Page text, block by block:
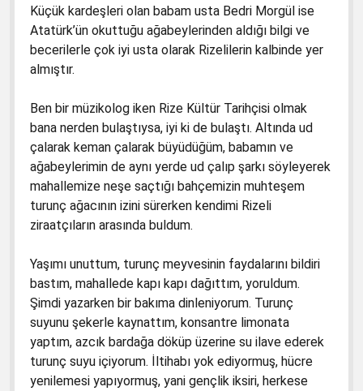
Küçük kardeşleri olan babam usta Bedri Morgül ise
Atatürk’ün okuttuğu ağabeylerinden aldığı bilgi ve
becerilerle çok iyi usta olarak Rizelilerin kalbinde yer
almıştır.
Ben bir müzikolog iken Rize Kültür Tarihçisi olmak
bana nerden bulaştıysa, iyi ki de bulaştı. Altında ud
çalarak keman çalarak büyüdüğüm, babamın ve
ağabeylerimin de aynı yerde ud çalıp şarkı söyleyerek
mahallemize neşe saçtığı bahçemizin muhteşem
turunç ağacının izini sürerken kendimi Rizeli
ziraatçıların arasında buldum.
Yaşımı unuttum, turunç meyvesinin faydalarını bildiri
bastım, mahallede kapı kapı dağıttım, yoruldum.
Şimdi yazarken bir bakıma dinleniyorum. Turunç
suyunu şekerle kaynattım, konsantre limonata
yaptım, azcık bardağa döküp üzerine su ilave ederek
turunç suyu içiyorum. İltihabı yok ediyormuş, hücre
yenilemesi yapıyormuş, yani gençlik iksiri, herkese